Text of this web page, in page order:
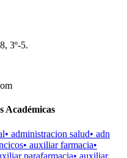
3º-5.
Académicas
• administracion salud• adn
• auxiliar farmacia•
parafarmacia• auxiliar